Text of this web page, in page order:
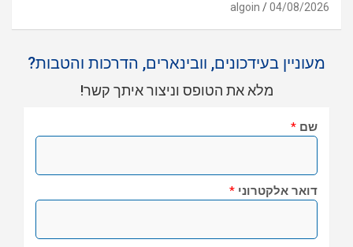
04/08/2026
algoin
מעוניין בעידכונים, וובינארים, הדרכות והטבות?
מלא את הטופס וניצור איתך קשר!
שם *
דואר אלקטרוני *